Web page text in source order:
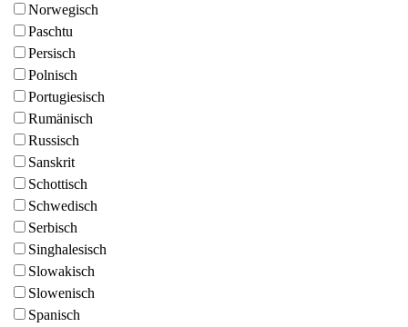
Norwegisch
Paschtu
Persisch
Polnisch
Portugiesisch
Rumänisch
Russisch
Sanskrit
Schottisch
Schwedisch
Serbisch
Singhalesisch
Slowakisch
Slowenisch
Spanisch